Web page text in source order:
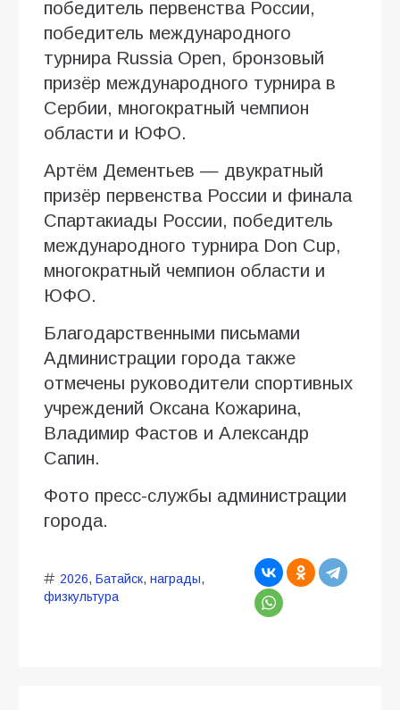
победитель первенства России,
победитель международного
турнира Russia Open, бронзовый
призёр международного турнира в
Сербии, многократный чемпион
области и ЮФО.
Артём Дементьев — двукратный
призёр первенства России и финала
Спартакиады России, победитель
международного турнира Don Cup,
многократный чемпион области и
ЮФО.
Благодарственными письмами
Администрации города также
отмечены руководители спортивных
учреждений Оксана Кожарина,
Владимир Фастов и Александр
Сапин.
Фото пресс-службы администрации
города.
2026, Батайск, награды,
физкультура